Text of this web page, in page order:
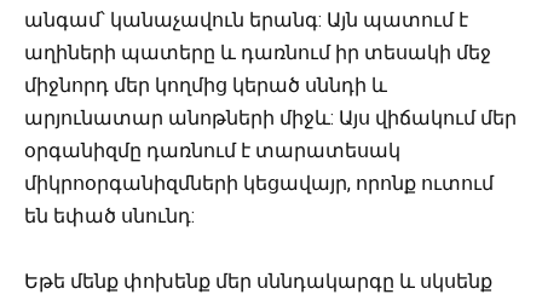
անգամ՝ կանաչավուն երանգ: Այն պատում է
աղիների պատերը և դառնում իր տեսակի մեջ
միջնորդ մեր կողմից կերած սննդի և
արյունատար անոթների միջև: Այս վիճակում մեր
օրգանիզմը դառնում է տարատեսակ
միկրոօրգանիզմների կեցավայր, որոնք ուտում
են եփած սնունդ:
Եթե մենք փոխենք մեր սննդակարգը և սկսենք